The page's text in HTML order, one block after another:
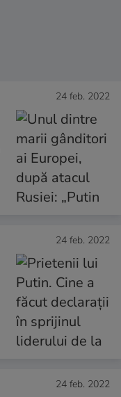
24 feb. 2022
24 feb. 2022
24 feb. 2022